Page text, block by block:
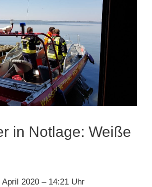
in Notlage: Weiße
April 2020 – 14:21 Uhr